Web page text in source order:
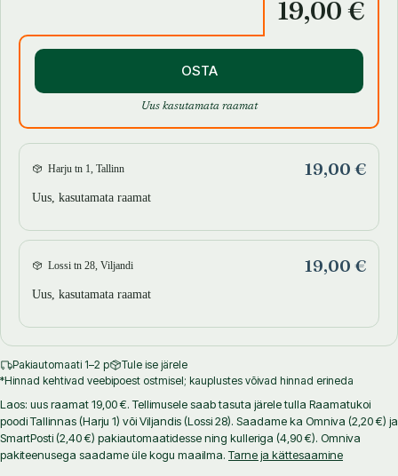
Kimberly Brubaker Bradley on lastekirjandusauhinna Newbery Honor
võitja ja New York Timesi menukite autor. Ta lõpetas Smithi kolledži
1989. aastal ning on populaarne ilu- ja aimekirjanik. Vaata lisa
aadressilt kimberlybrubakerbradley.com.
19,00 €
OSTA
Uus kasutamata raamat
Harju tn 1, Tallinn 19,00 €
Uus, kasutamata raamat
Lossi tn 28, Viljandi 19,00 €
Uus, kasutamata raamat
Pakiautomaati 1–2 p
Tule ise järele
*Hinnad kehtivad veebipoest ostmisel; kauplustes võivad hinnad erineda
Laos: uus raamat 19,00 €. Tellimusele saab tasuta järele tulla Raamatukoi
poodi Tallinnas (Harju 1) või Viljandis (Lossi 28). Saadame ka Omniva (2,20 €) ja
SmartPosti (2,40 €) pakiautomaatidesse ning kulleriga (4,90 €). Omniva
pakiteenusega saadame üle kogu maailma. Tarne ja kättesaamine